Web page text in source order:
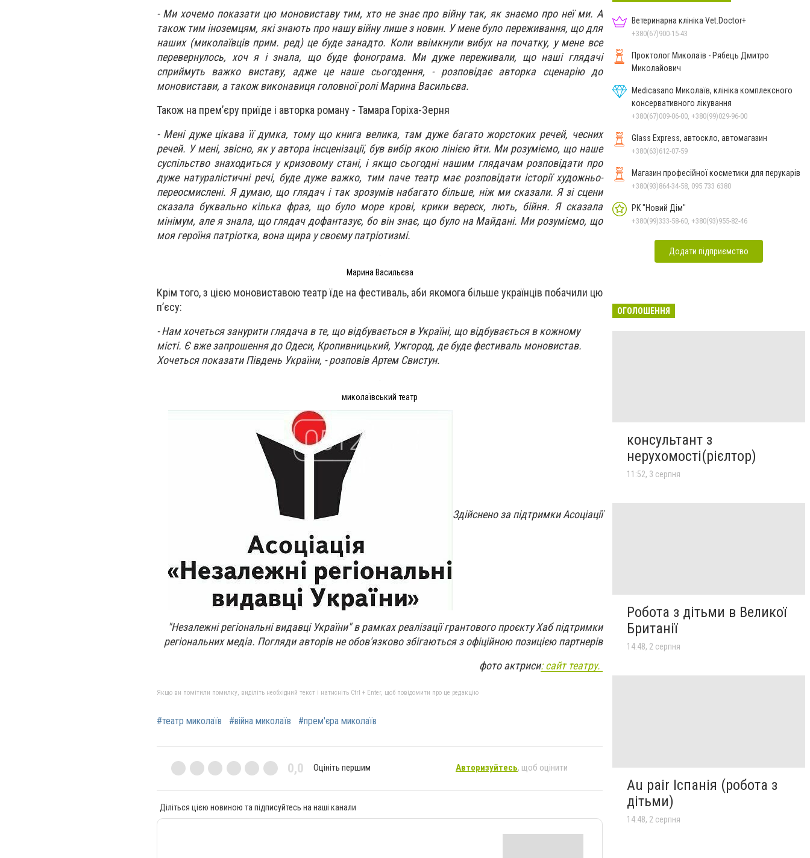
- Ми хочемо показати цю моновиставу тим, хто не знає про війну так, як знаємо про неї ми. А
також тим іноземцям, які знають про нашу війну лише з новин. У мене було переживання, що для
наших (миколаївців прим. ред) це буде занадто. Коли ввімкнули вибух на початку, у мене все
перевернулось, хоч я і знала, що буде фонограма. Ми дуже переживали, що наші глядачі
сприймуть важко виставу, адже це наше сьогодення, - розповідає авторка сценарію до
моновистави, а також виконавиця головної ролі Марина Васильєва.
Також на прем’єру приїде і авторка роману - Тамара Горіха-Зерня
- Мені дуже цікава її думка, тому що книга велика, там дуже багато жорстоких речей, чесних
речей. У мені, звісно, як у автора інсценізації, був вибір якою лінією йти. Ми розуміємо, що наше
суспільство знаходиться у кризовому стані, і якщо сьогодні нашим глядачам розповідати про
дуже натуралістичні речі, буде дуже важко, тим паче театр має розповідати історії художньо-
переосмислені. Я думаю, що глядач і так зрозумів набагато більше, ніж ми сказали. Я зі сцени
сказала буквально кілька фраз, що було море крові, крики вереск, лють, бійня. Я сказала
мінімум, але я знала, що глядач дофантазує, бо він знає, що було на Майдані. Ми розуміємо, що
моя героїня патріотка, вона щира у своєму патріотизмі.
Марина Васильєва
Крім того, з цією моновиставою театр їде на фестиваль, аби якомога більше українців побачили цю
п’єсу:
- Нам хочеться занурити глядача в те, що відбувається в Україні, що відбувається в кожному
місті. Є вже запрошення до Одеси, Кропивницький, Ужгород, де буде фестиваль моновистав.
Хочеться показати Південь України, - розповів Артем Свистун.
миколаївський театр
Здійснено за підтримки Асоціації
"Незалежні регіональні видавці України" в рамках реалізації грантового проєкту Хаб підтримки
регіональних медіа. Погляди авторів не обов'язково збігаються з офіційною позицією партнерів
фото актриси: сайт театру.
Якщо ви помітили помилку, виділіть необхідний текст і натисніть Ctrl + Enter, щоб повідомити про це редакцію
#театр миколаїв #війна миколаїв #прем'єра миколаїв
0,0 Оцініть першим Авторизуйтесь, щоб оцінити
Діліться цією новиною та підписуйтесь на наші канали
Ветеринарна клініка Vet.Doctor+
+380(67)900-15-43
Проктолог Миколаїв - Рябець Дмитро
Миколайович
Medicasano Миколаїв, клініка комплексного
консервативного лікування
+380(67)009-06-00, +380(99)029-96-00
Glass Express, автоскло, автомагазин
+380(63)612-07-59
Магазин професійної косметики для перукарів
+380(93)864-34-58, 095 733 6380
РК "Новий Дім"
+380(99)333-58-60, +380(93)955-82-46
Додати підприємство
ОГОЛОШЕННЯ
консультант з
нерухомості(рієлтор)
11:52, 3 серпня
Робота з дітьми в Великої
Британії
14:48, 2 серпня
Au pair Іспанія (робота з
дітьми)
14:48, 2 серпня